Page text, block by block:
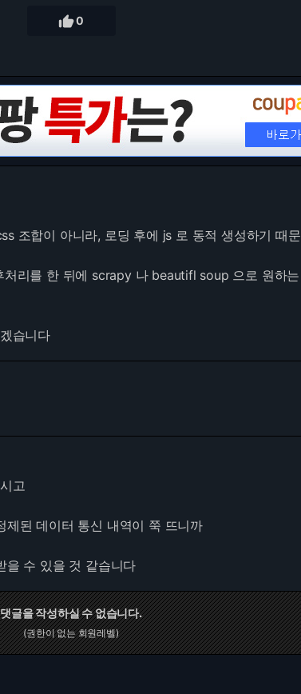
0
조합이 아니라, 로딩 후에 js 로 동적 생성하기 때문
리를 한 뒤에 scrapy 나 beautifl soup 으로 원하는
습니다
고
제된 데이터 통신 내역이 쭉 뜨니까
을 수 있을 것 같습니다
댓글을 작성하실 수 없습니다.
(권한이 없는 회원레벨)